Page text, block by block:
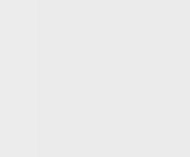
論見書」で必ずご確認いただきま
また、「その他の費用・手数料
毎月分配型・通貨選択型
投資信託は、預貯金とは異なり
しております。投資家の皆様に
毎月分配型ファンド・通貨選択